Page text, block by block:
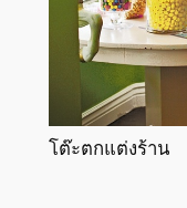
โต๊ะตกแต่งร้าน